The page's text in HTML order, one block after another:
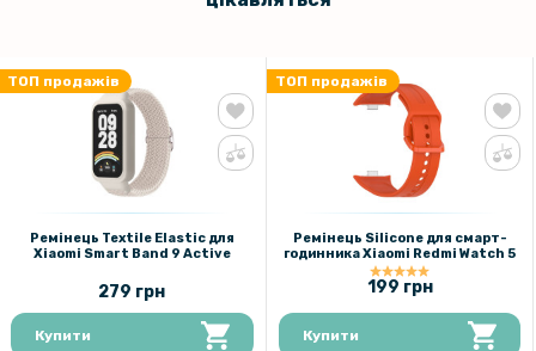
169 грн
199 грн
Чохол із захисним склом Protective Cover with Glass для Xiaomi
Smart Band 9 Active
189 грн
Чохол із захисним склом Protective Cover with Glass для Xiaomi
Smart Band 9 Active з кнопками
ТОП продажів
Ремінець Textile Elastic для
Xiaomi Smart Band 9 Active
279 грн
Купити
ТОП продажів
Ремінець Silicone для смарт-
годинника Xiaomi Redmi Watch 5
199 грн
Купити